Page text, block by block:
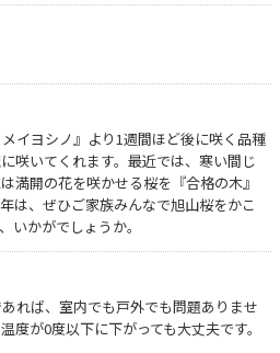
イヨシノ』より1週間ほど後に咲く品種
咲いてくれます。最近では、寒い間じ
満開の花を咲かせる桜を『合格の木』
は、ぜひご家族みんなで旭山桜をかこ
いかがでしょうか。
れば、室内でも戸外でも問題ありませ
度が0度以下に下がっても大丈夫です。